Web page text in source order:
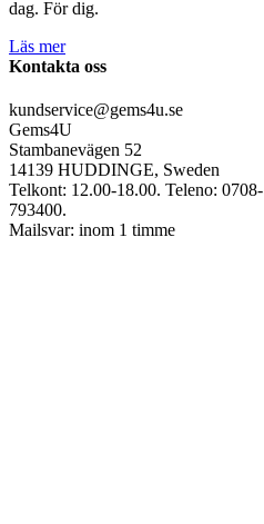
dag. För dig.
Läs mer
Kontakta oss
kundservice@gems4u.se
Gems4U
Stambanevägen 52
14139 HUDDINGE, Sweden
Telkont: 12.00-18.00. Teleno: 0708-
793400.
Mailsvar: inom 1 timme